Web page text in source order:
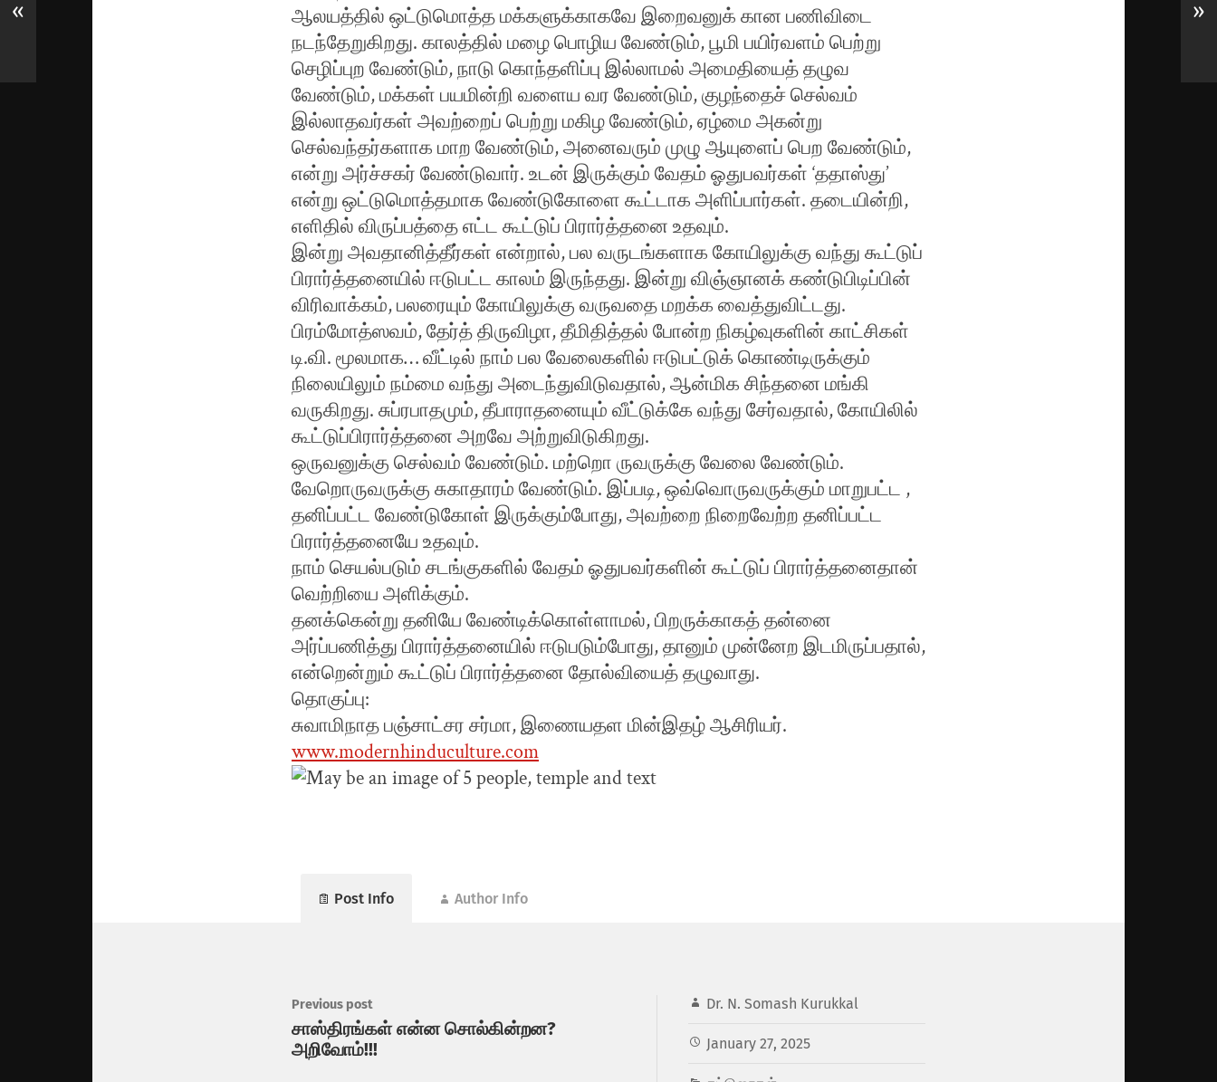
ஆலயத்தில் ஒட்டுமொத்த மக்களுக்காகவே இறைவனுக் கான பணிவிடை
நடந்தேறுகிறது. காலத்தில் மழை பொழிய வேண்டும், பூமி பயிர்வளம் பெற்று
செழிப்புற வேண்டும், நாடு கொந்தளிப்பு இல்லாமல் அமைதியைத் தழுவ
வேண்டும், மக்கள் பயமின்றி வளைய வர வேண்டும், குழந்தைச் செல்வம்
இல்லாதவர்கள் அவற்றைப் பெற்று மகிழ வேண்டும், ஏழ்மை அகன்று
செல்வந்தர்களாக மாற வேண்டும், அனைவரும் முழு ஆயுளைப் பெற வேண்டும்,
என்று அர்ச்சகர் வேண்டுவார். உடன் இருக்கும் வேதம் ஓதுபவர்கள் ‘ததாஸ்து’
என்று ஒட்டுமொத்தமாக வேண்டுகோளை கூட்டாக அளிப்பார்கள். தடையின்றி,
எளிதில் விருப்பத்தை எட்ட கூட்டுப் பிரார்த்தனை உதவும்.
இன்று அவதானித்தீர்கள் என்றால், பல வருடங்களாக கோயிலுக்கு வந்து கூட்டுப்
பிரார்த்தனையில் ஈடுபட்ட காலம் இருந்தது. இன்று விஞ்ஞானக் கண்டுபிடிப்பின்
விரிவாக்கம், பலரையும் கோயிலுக்கு வருவதை மறக்க வைத்துவிட்டது.
பிரம்மோத்ஸவம், தேர்த் திருவிழா, தீமிதித்தல் போன்ற நிகழ்வுகளின் காட்சிகள்
டி.வி. மூலமாக… வீட்டில் நாம் பல வேலைகளில் ஈடுபட்டுக் கொண்டிருக்கும்
நிலையிலும் நம்மை வந்து அடைந்துவிடுவதால், ஆன்மிக சிந்தனை மங்கி
வருகிறது. சுப்ரபாதமும், தீபாராதனையும் வீட்டுக்கே வந்து சேர்வதால், கோயிலில்
கூட்டுப்பிரார்த்தனை அறவே அற்றுவிடுகிறது.
ஒருவனுக்கு செல்வம் வேண்டும். மற்றொ ருவருக்கு வேலை வேண்டும்.
வேறொருவருக்கு சுகாதாரம் வேண்டும். இப்படி, ஒவ்வொருவருக்கும் மாறுபட்ட ,
தனிப்பட்ட வேண்டுகோள் இருக்கும்போது, அவற்றை நிறைவேற்ற தனிப்பட்ட
பிரார்த்தனையே உதவும்.
நாம் செயல்படும் சடங்குகளில் வேதம் ஓதுபவர்களின் கூட்டுப் பிரார்த்தனைதான்
வெற்றியை அளிக்கும்.
தனக்கென்று தனியே வேண்டிக்கொள்ளாமல், பிறருக்காகத் தன்னை
அர்ப்பணித்து பிரார்த்தனையில் ஈடுபடும்போது, தானும் முன்னேற இடமிருப்பதால்,
என்றென்றும் கூட்டுப் பிரார்த்தனை தோல்வியைத் தழுவாது.
தொகுப்பு:
சுவாமிநாத பஞ்சாட்சர சர்மா, இணையதள மின்இதழ் ஆசிரியர்.
www.modernhinduculture.com
Post Info Author Info
Dr. N. Somash Kurukkal
January 27, 2025
Previous post
சாஸ்திரங்கள் என்ன சொல்கின்றன?
அறிவோம்!!!
« »